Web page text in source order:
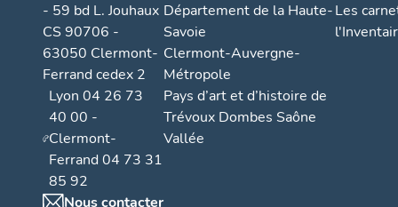
- 59 bd L. Jouhaux
CS 90706 -
63050 Clermont-
Ferrand cedex 2
Lyon 04 26 73
40 00 -
Clermont-
Ferrand 04 73 31
85 92
Nous contacter
Département de la Haute-
Savoie
Clermont-Auvergne-
Métropole
Pays d’art et d’histoire de
Trévoux Dombes Saône
Vallée
Les